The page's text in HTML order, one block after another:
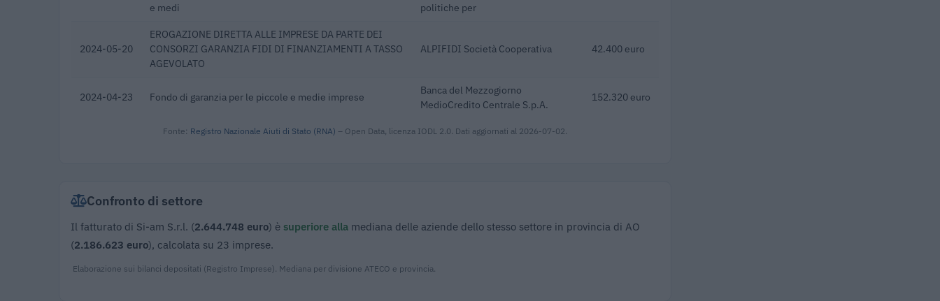
e medi
politiche per
2024-05-20
EROGAZIONE DIRETTA ALLE IMPRESE DA PARTE DEI
CONSORZI GARANZIA FIDI DI FINANZIAMENTI A TASSO
AGEVOLATO
ALPIFIDI Società Cooperativa 42.400 euro
2024-04-23 Fondo di garanzia per le piccole e medie imprese
Banca del Mezzogiorno
MedioCredito Centrale S.p.A.
152.320 euro
Fonte: Registro Nazionale Aiuti di Stato (RNA) – Open Data, licenza IODL 2.0. Dati aggiornati al 2026-07-02.
Confronto di settore
Il fatturato di Si-am S.r.l. (2.644.748 euro) è superiore alla mediana delle aziende dello stesso settore in provincia di AO
(2.186.623 euro), calcolata su 23 imprese.
Elaborazione sui bilanci depositati (Registro Imprese). Mediana per divisione ATECO e provincia.